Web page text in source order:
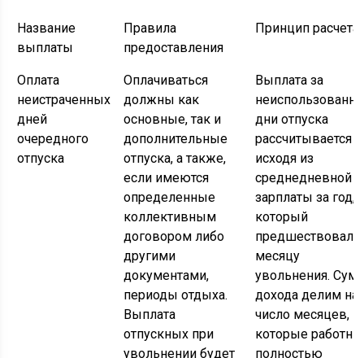
Название
выплаты
Правила
предоставления
Принцип расчета
Оплата
неистраченных
дней
очередного
отпуска
Оплачиваться
должны как
основные, так и
дополнительные
отпуска, а также,
если имеются
определенные
коллективным
договором либо
другими
документами,
периоды отдыха.
Выплата
отпускных при
увольнении будет
Выплата за
дни отпуска
рассчитывается
исходя из
среднедневной
зарплаты за год,
который
предшествовал
месяцу
увольнения.
дохода делим на
число месяцев,
которые
полностью